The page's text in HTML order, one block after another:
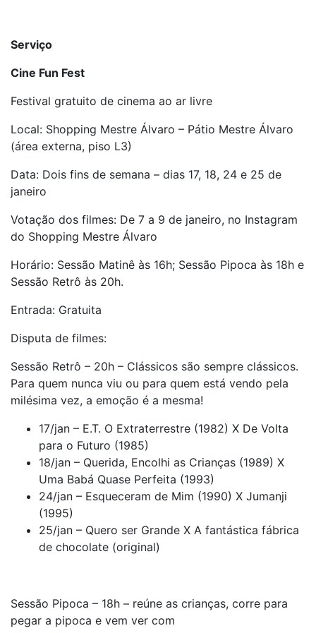
Serviço
Cine Fun Fest
Festival gratuito de cinema ao ar livre
Local: Shopping Mestre Álvaro – Pátio Mestre Álvaro
(área externa, piso L3)
Data: Dois fins de semana – dias 17, 18, 24 e 25 de
janeiro
Votação dos filmes: De 7 a 9 de janeiro, no Instagram
do Shopping Mestre Álvaro
Horário: Sessão Matinê às 16h; Sessão Pipoca às 18h e
Sessão Retrô às 20h.
Entrada: Gratuita
Disputa de filmes:
Sessão Retrô – 20h – Clássicos são sempre clássicos.
Para quem nunca viu ou para quem está vendo pela
milésima vez, a emoção é a mesma!
17/jan – E.T. O Extraterrestre (1982) X De Volta
para o Futuro (1985)
18/jan – Querida, Encolhi as Crianças (1989) X
Uma Babá Quase Perfeita (1993)
24/jan – Esqueceram de Mim (1990) X Jumanji
(1995)
25/jan – Quero ser Grande X A fantástica fábrica
de chocolate (original)
Sessão Pipoca – 18h – reúne as crianças, corre para
pegar a pipoca e vem ver com